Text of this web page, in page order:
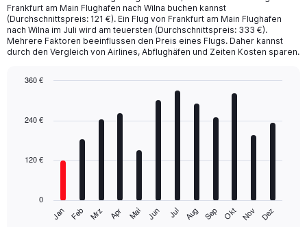
Frankfurt am Main Flughafen nach Wilna buchen kannst
(Durchschnittspreis: 121 €). Ein Flug von Frankfurt am Main Flughafen
nach Wilna im Juli wird am teuersten (Durchschnittspreis: 333 €).
Mehrere Faktoren beeinflussen den Preis eines Flugs. Daher kannst
durch den Vergleich von Airlines, Abflughäfen und Zeiten Kosten sparen.
with
The
Jan Feb Mrz Apr Mai Jun Jul Aug Sep Okt Nov Dez
0
120 €
240 €
360 €